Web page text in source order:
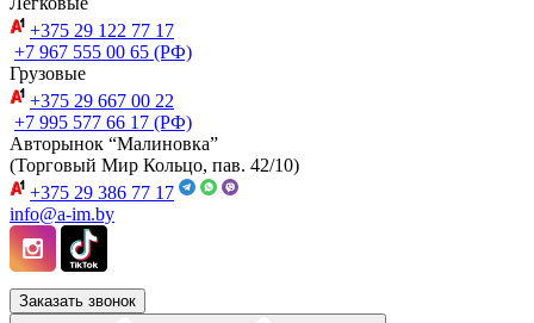
+375 29 122 77 17
+7 967 555 00 65 (РФ)
Грузовые
+375 29 667 00 22
+7 995 577 66 17 (РФ)
Авторынок “Малиновка”
(Торговый Мир Кольцо, пав. 42/10)
+375 29 386 77 17
info@a-im.by
Заказать звонок